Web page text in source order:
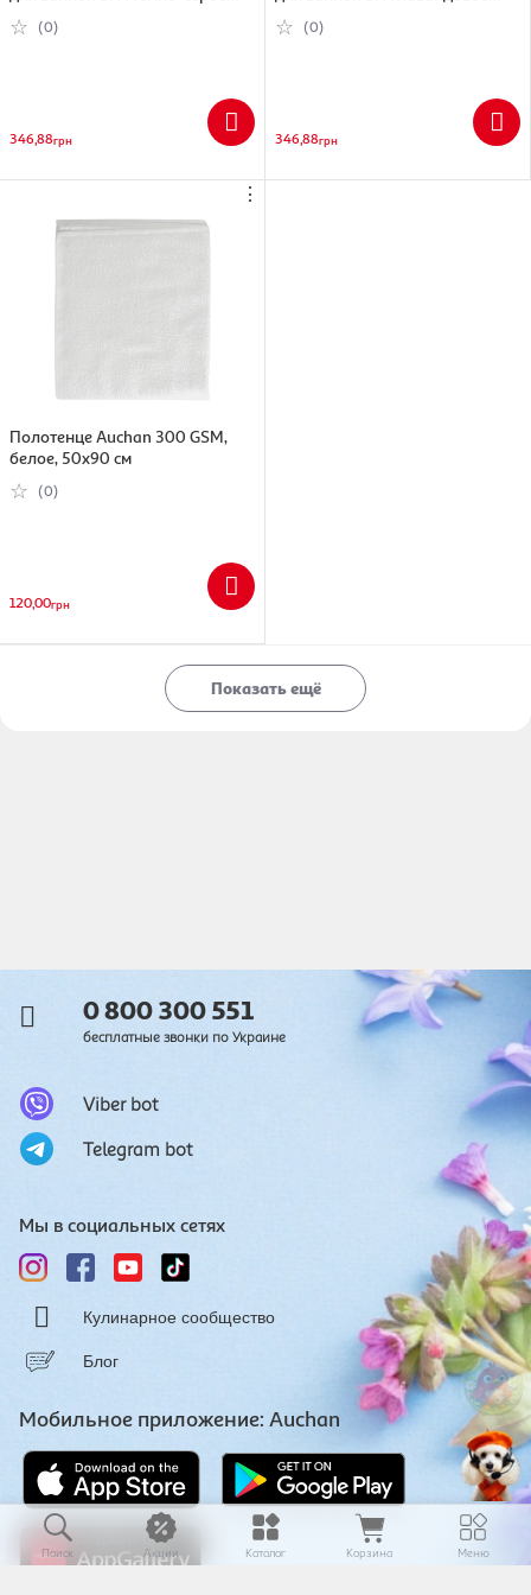
90х170 см (767637181020)
(0)
346,88грн
90х170 см (767637181037)
(0)
346,88грн
⋮
Полотенце Auchan 300 GSM,
белое, 50х90 см
(0)
120,00грн
Показать ещё
0 800 300 551
бесплатные звонки по Украине
Viber bot
Telegram bot
Мы в социальных сетях
Кулинарное сообщество
Блог
Мобильное приложение: Auchan
Поиск Акции Каталог Корзина Меню